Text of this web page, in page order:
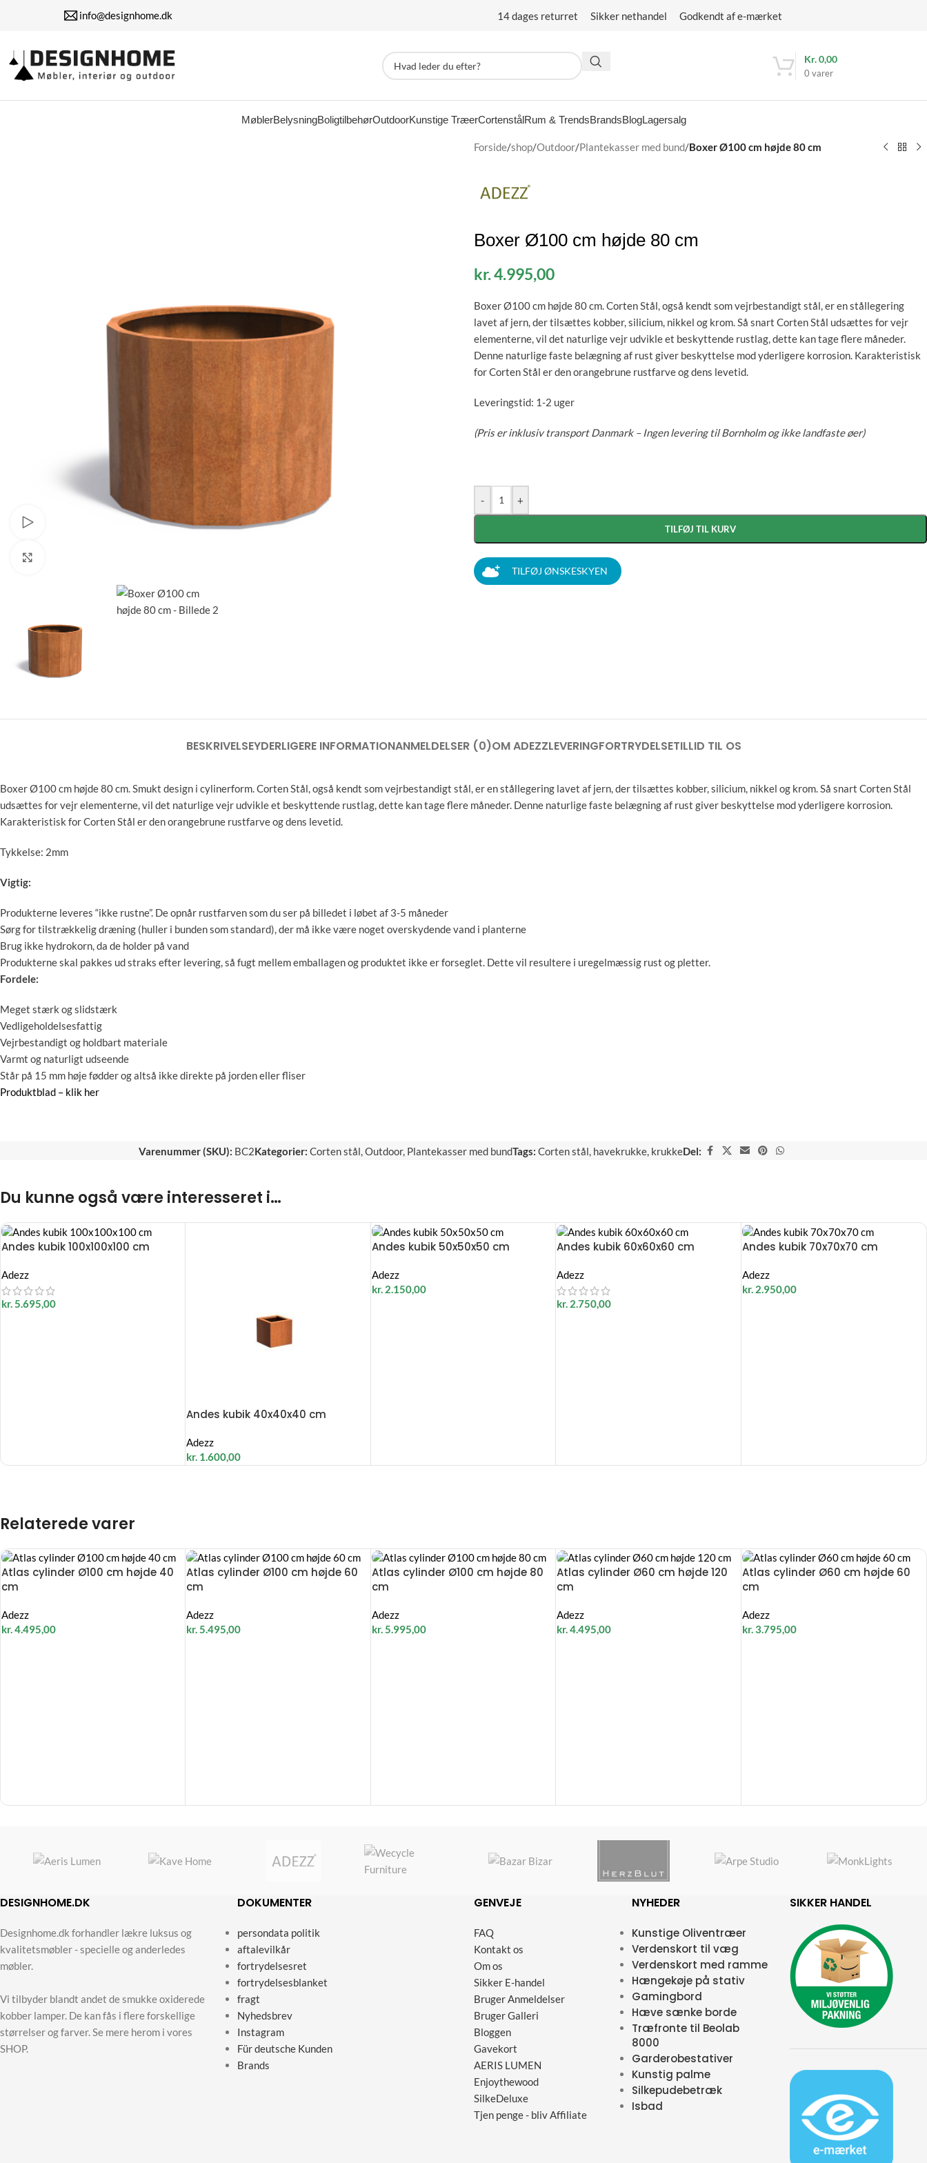
info@designhome.dk 14 dages returret Sikker nethandel Godkendt af e-mærket
0 varer
Kr.0,00
MøblerBelysningBoligtilbehørOutdoorKunstige TræerCortenstålRum & TrendsBrandsBlogLagersalg
Forside/shop/Outdoor/Plantekasser med bund/Boxer Ø100 cm højde 80 cm
Boxer Ø100 cm højde 80 cm
kr.4.995,00
Boxer Ø100 cm højde 80 cm. Corten Stål, også kendt som vejrbestandigt stål, er en stållegering
lavet af jern, der tilsættes kobber, silicium, nikkel og krom. Så snart Corten Stål udsættes for vejr
elementerne, vil det naturlige vejr udvikle et beskyttende rustlag, dette kan tage flere måneder.
Denne naturlige faste belægning af rust giver beskyttelse mod yderligere korrosion. Karakteristisk
for Corten Stål er den orangebrune rustfarve og dens levetid.
Leveringstid: 1-2 uger
(Pris er inklusiv transport Danmark – Ingen levering til Bornholm og ikke landfaste øer)
- +
TILFØJ TIL KURV
TILFØJ ØNSKESKYEN
BESKRIVELSEYDERLIGERE INFORMATIONANMELDELSER (0)OM ADEZZLEVERINGFORTRYDELSETILLID TIL OS
Boxer Ø100 cm højde 80 cm. Smukt design i cylinerform.Corten Stål, også kendt som vejrbestandigt stål, er en stållegering lavet af jern, der tilsættes kobber, silicium, nikkel og krom. Så snart Corten Stål
udsættes for vejr elementerne, vil det naturlige vejr udvikle et beskyttende rustlag, dette kan tage flere måneder. Denne naturlige faste belægning af rust giver beskyttelse mod yderligere korrosion.
Karakteristisk for Corten Stål er den orangebrune rustfarve og dens levetid.
Tykkelse: 2mm
Vigtig:
Produkterne leveres “ikke rustne”. De opnår rustfarven som du ser på billedet i løbet af 3-5 måneder
Sørg for tilstrækkelig dræning (huller i bunden som standard), der må ikke være noget overskydende vand i planterne
Brug ikke hydrokorn, da de holder på vand
Produkterne skal pakkes ud straks efter levering, så fugt mellem emballagen og produktet ikke er forseglet. Dette vil resultere i uregelmæssig rust og pletter.
Fordele:
Meget stærk og slidstærk
Vedligeholdelsesfattig
Vejrbestandigt og holdbart materiale
Varmt og naturligt udseende
Står på 15 mm høje fødder og altså ikke direkte på jorden eller fliser
Produktblad – klik her
Varenummer (SKU): BC2Kategorier: Corten stål,Outdoor, Plantekasser med bundTags: Corten stål, havekrukke, krukkeDel:
Du kunne også være interesseret i…
Andes kubik 100x100x100 cm
Adezz
kr.5.695,00
Andes kubik 40x40x40 cm
Adezz
kr. 1.600,00
Andes kubik 50x50x50 cm
Adezz
kr.2.150,00
Andes kubik 60x60x60 cm
Adezz
kr. 2.750,00
Andes kubik 70x70x70 cm
Adezz
kr.2.950,00
Relaterede varer
Atlas cylinder Ø100 cm højde 40
cm
Adezz
kr.4.495,00
Atlas cylinder Ø100 cm højde 60
cm
Adezz
kr.5.495,00
Atlas cylinder Ø100 cm højde 80
cm
Adezz
kr.5.995,00
Atlas cylinder Ø60 cm højde 120
cm
Adezz
kr.4.495,00
Atlas cylinder Ø60 cm højde 60
cm
Adezz
kr.3.795,00
DESIGNHOME.DK
Designhome.dk forhandler lækre luksus og
kvalitetsmøbler - specielle og anderledes
møbler.
Vi tilbyder blandt andet de smukke oxiderede
kobber lamper. De kan fås i flere forskellige
størrelser og farver. Se mere herom i vores
SHOP.
DOKUMENTER
persondata politik
aftalevilkår
fortrydelsesret
fortrydelsesblanket
fragt
Nyhedsbrev
Instagram
Für deutsche Kunden
Brands
GENVEJE
FAQ
Kontakt os
Om os
Sikker E-handel
Bruger Anmeldelser
Bruger Galleri
Bloggen
Gavekort
AERIS LUMEN
Enjoythewood
SilkeDeluxe
Tjen penge - bliv Affiliate
NYHEDER
Kunstige Oliventræer
Verdenskort til væg
Verdenskort med ramme
Hængekøje på stativ
Gamingbord
Hæve sænke borde
Træfronte til Beolab
8000
Garderobestativer
Kunstig palme
Silkepudebetræk
Isbad
SIKKER HANDEL